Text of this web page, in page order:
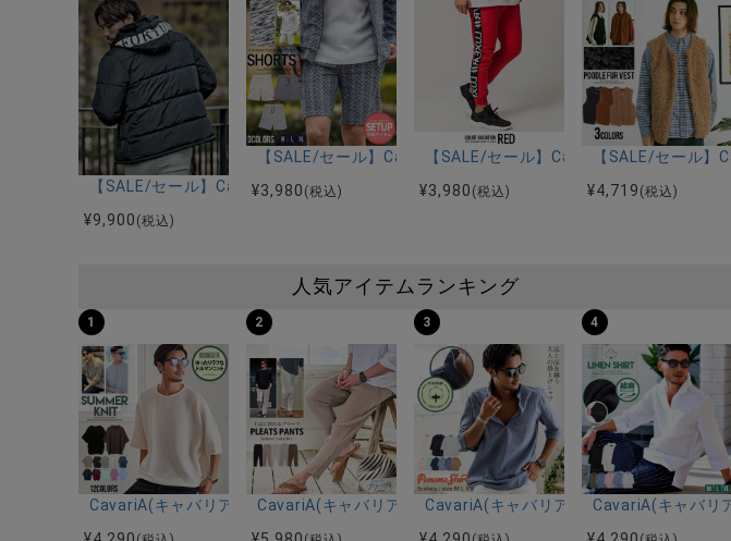
【SALE/セール】CavariA(キャバリア)フードロゴエコダウンブルゾン/全3色
¥9,900 (税込)
【SALE/セール】CavariA(キャバリア)ランダムパイルショートパ
¥3,980 (税込)
【SALE/セール】CavariA(キャバリア)サ
¥3,980 (税込)
【SALE/セール】
¥4,719 (税込)
人気アイテムランキング
1
CavariA(キャバリア)12Gミラノリブクルーネックドルマンハーフスリーブニット/全12色
2
CavariA(キャバリア)プリーツ加工イージーロングパンツ/全5色
3
CavariA(キャバリア)パナマ織り7分袖カプ
4
CavariA(キャバリ